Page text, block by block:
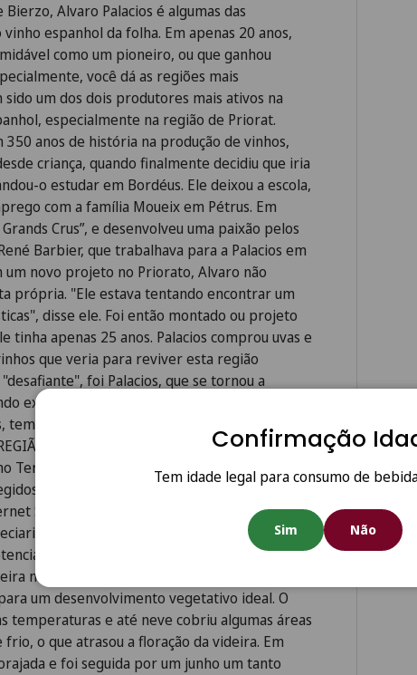
Alvaro Palacios é algumas das
espanhol da folha. Em apenas 20 anos,
como um pioneiro, ou que ganhou
você dá as regiões mais
um dos dois produtores mais ativos na
especialmente na região de Priorat.
anos de história na produção de vinhos,
criança, quando finalmente decidiu que iria
o estudar em Bordéus. Ele deixou a escola,
com a família Moueix em Pétrus. Em
Crus”, e desenvolveu uma paixão pelos
Barbier, que trabalhava para a Palacios em
um novo projeto no Priorato, Alvaro não
própria. "Ele estava tentando encontrar um
disse ele. Foi então montado ou projeto
tinha apenas 25 anos. Palacios comprou uvas e
que veria para reviver esta região
foi Palacios, que se tornou a
exterior. Les Terrasses "Velles Vignes" é um
se mostrado a verdadeira essência que
ESPECIAL. Com base em mais de 15 anos
Terrasses vem da região que mais entra em
para evitar o intenso sol da tarde. Feito
Sauvignon e Syrah, Os Les Terrasses 2009
exóticas, frutas preciosas e minerais.
de crescimento.
no outono, com boas chuvas que
um desenvolvimento vegetativo ideal. O
temperaturas e até neve cobriu algumas áreas
o que atrasou a floração da videira. Em
e foi seguida por um junho um tanto
Confirmação
Tem idade legal para consumo de
Sim Não